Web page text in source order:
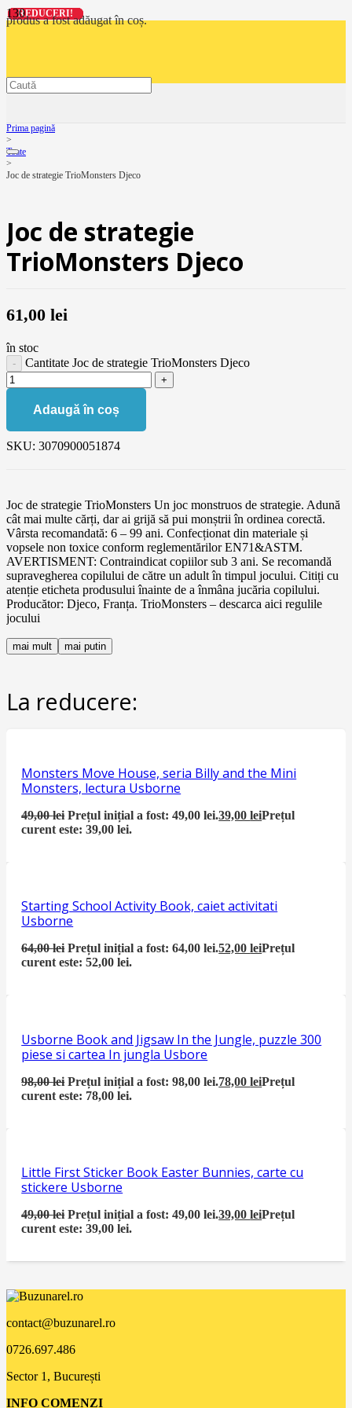
produsa fost adăugat în coș.
Prima pagină
>
Toate
>
Joc de strategie TrioMonsters Djeco
Joc de strategie
TrioMonsters Djeco
61,00 lei
în stoc
Cantitate Joc de strategie TrioMonsters Djeco
Adaugă în coș
SKU: 3070900051874
Joc de strategie TrioMonsters Un joc monstruos de strategie. Adună
cât mai multe cărți, dar ai grijă să pui monștrii în ordinea corectă.
Vârsta recomandată: 6 – 99 ani. Confecționat din materiale și
vopsele non toxice conform reglementărilor EN71&ASTM.
AVERTISMENT: Contraindicat copiilor sub 3 ani. Se recomandă
supravegherea copilului de către un adult în timpul jocului. Citiți cu
atenție eticheta produsului înainte de a înmâna jucăria copilului.
Producător: Djeco, Franța. TrioMonsters – descarca aici regulile
jocului
mai mult mai putin
La reducere:
REDUCERI!
Monsters Move House, seria Billy and the Mini
Monsters, lectura Usborne
49,00lei Prețul inițial a fost: 49,00 lei.39,00leiPrețul
curent este: 39,00 lei.
REDUCERI!
Starting School Activity Book, caiet activitati
Usborne
64,00lei Prețul inițial a fost: 64,00 lei.52,00leiPrețul
curent este: 52,00 lei.
REDUCERI!
Usborne Book and Jigsaw In the Jungle, puzzle 300
piese si cartea In jungla Usbore
98,00lei Prețul inițial a fost: 98,00 lei.78,00leiPrețul
curent este: 78,00 lei.
REDUCERI!
Little First Sticker Book Easter Bunnies, carte cu
stickere Usborne
49,00lei Prețul inițial a fost: 49,00 lei.39,00leiPrețul
curent este: 39,00 lei.
contact@buzunarel.ro
0726.697.486
Sector 1, București
INFO COMENZI